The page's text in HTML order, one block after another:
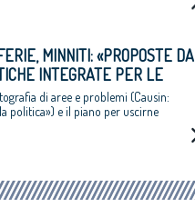
MINNITI: «PROPOSTE DA
INTEGRATE PER LE
di aree e problemi (Causin:
politica») e il piano per uscirne